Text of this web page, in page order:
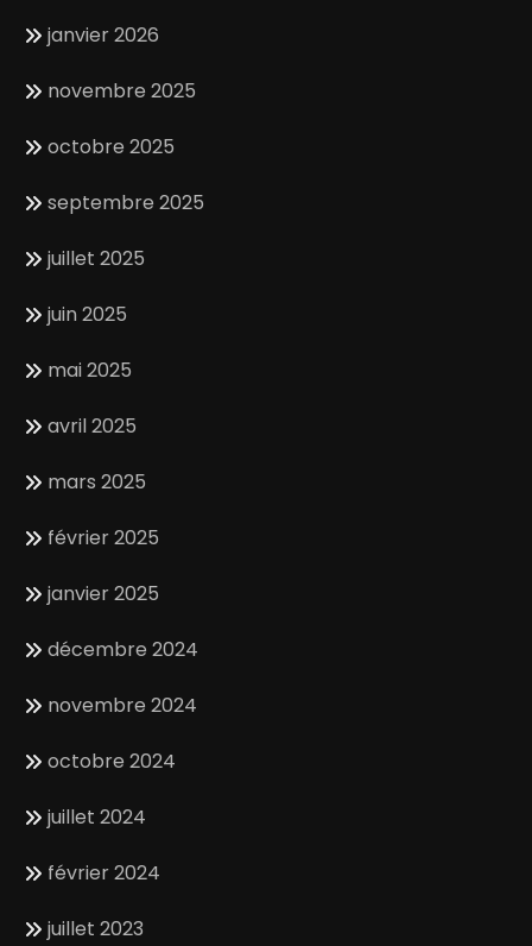
janvier 2026
novembre 2025
octobre 2025
septembre 2025
juillet 2025
juin 2025
mai 2025
avril 2025
mars 2025
février 2025
janvier 2025
décembre 2024
novembre 2024
octobre 2024
juillet 2024
février 2024
juillet 2023